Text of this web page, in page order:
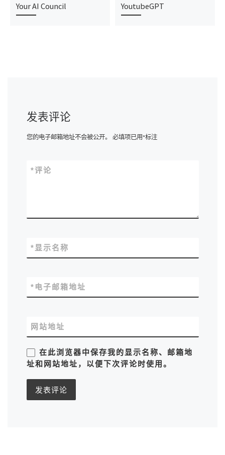
Your AI Council YoutubeGPT
发表评论
您的电子邮箱地址不会被公开。 必填项已用*标注
评论
*
显示名称
*
电子邮箱地址
*
网站地址
在此浏览器中保存我的显示名称、邮箱地
址和网站地址，以便下次评论时使用。